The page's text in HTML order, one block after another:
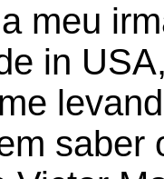
meu
in
saber